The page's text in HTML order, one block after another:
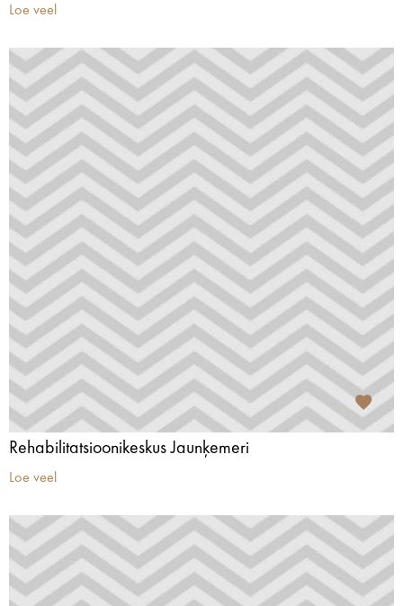
Loe veel
Rehabilitatsioonikeskus Jaunķemeri
Loe veel